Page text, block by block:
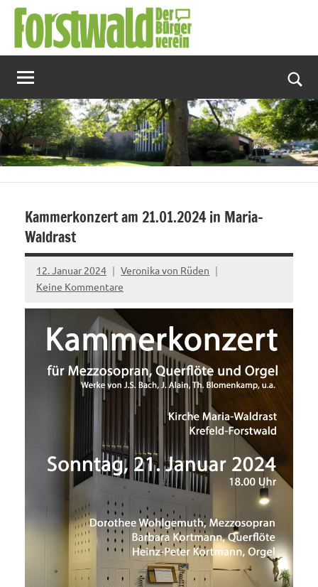
Zum
Inhalt
springen
Kammerkonzert am 21.01.2024 in Maria-
Waldrast
12. Januar 2024
Veronika von Rüden
Keine Kommentare